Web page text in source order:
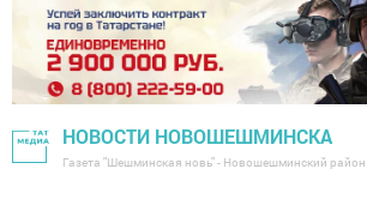
НОВОСТИ НОВОШЕШМИНСКА
Газета "Шешминская новь" - Новошешминский район